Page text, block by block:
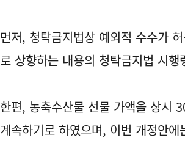
먼저, 청탁금지법상 예외적 수수가
로 상향하는 내용의 청탁금지법 시
한편, 농축수산물 선물 가액을 상시
계속하기로 하였으며, 이번 개정안